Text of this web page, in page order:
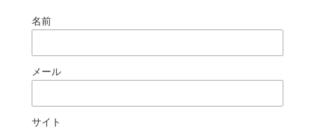
名前
メール
サイト